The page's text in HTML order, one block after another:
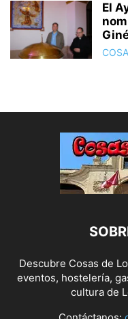
El
Descubre Cosas de
eventos, hostelería,
cultura de